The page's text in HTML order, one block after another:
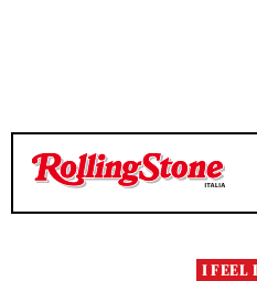
TEMPO DI LETTURA 2 MINUTI
TEMPO DI LETTURA 2 MINUTI
I FEEL